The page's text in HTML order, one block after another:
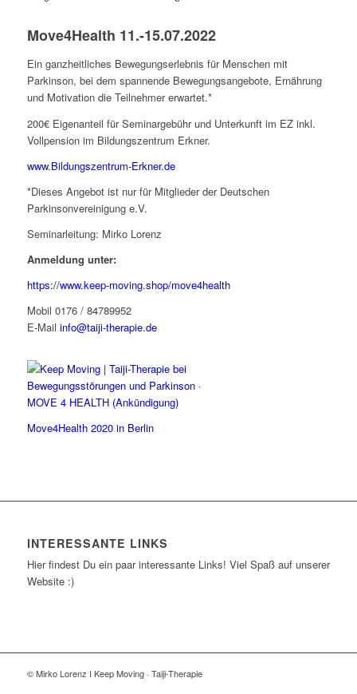
Move4Health 11.-15.07.2022
Ein ganzheitliches Bewegungserlebnis für Menschen mit
Parkinson, bei dem spannende Bewegungsangebote, Ernährung
und Motivation die Teilnehmer erwartet.*
200€ Eigenanteil für Seminargebühr und Unterkunft im EZ inkl.
Vollpension im Bildungszentrum Erkner.
www.Bildungszentrum-Erkner.de
*Dieses Angebot ist nur für Mitglieder der Deutschen
Parkinsonvereinigung e.V.
Seminarleitung: Mirko Lorenz
Anmeldung unter:
https://www.keep-moving.shop/move4health
Mobil 0176 / 84789952
E-Mail info@taiji-therapie.de
Move4Health 2020 in Berlin
INTERESSANTE LINKS
Hier findest Du ein paar interessante Links! Viel Spaß auf unserer
Website :)
© Mirko Lorenz I Keep Moving · Taiji-Therapie